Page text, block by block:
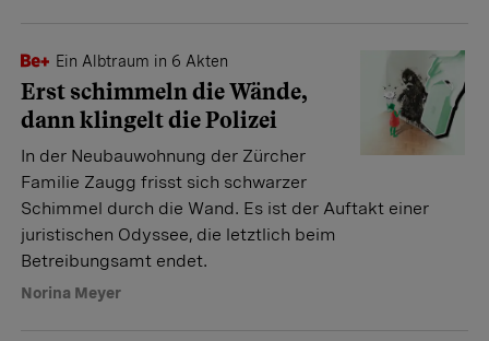
Ein Albtraum in 6 Akten
Erst schimmeln die Wände,
dann klingelt die Polizei
In der Neubauwohnung der Zürcher
Familie Zaugg frisst sich schwarzer
Schimmel durch die Wand. Es ist der Auftakt einer
juristischen Odyssee, die letztlich beim
Betreibungsamt endet.
Norina Meyer